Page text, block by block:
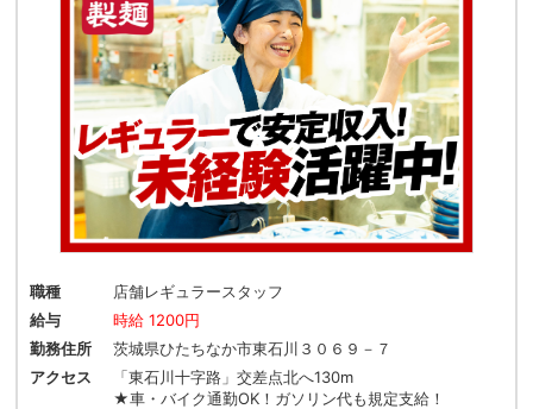
職種
店舗レギュラースタッフ
給与
時給 1200円
勤務住所
茨城県ひたちなか市東石川３０６９－７
アクセス
「東石川十字路」交差点北へ130m
★車・バイク通勤OK！ガソリン代も規定支給！